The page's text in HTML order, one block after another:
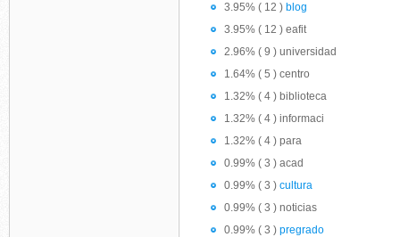
3.95% ( 12 ) blog
3.95% ( 12 ) eafit
2.96% ( 9 ) universidad
1.64% ( 5 ) centro
1.32% ( 4 ) biblioteca
1.32% ( 4 ) informaci
1.32% ( 4 ) para
0.99% ( 3 ) acad
0.99% ( 3 ) cultura
0.99% ( 3 ) noticias
0.99% ( 3 ) pregrado